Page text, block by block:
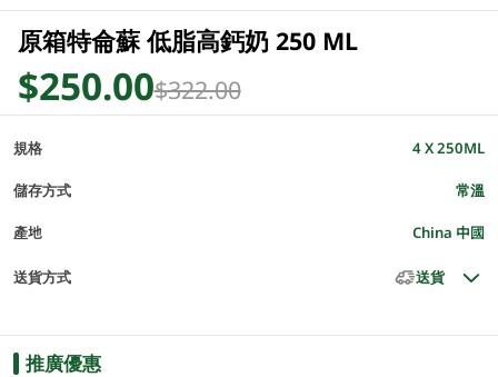
原箱特侖蘇 低脂高鈣奶 250 ML
$250.00$322.00
規格 4 X 250ML
儲存方式 常溫
產地 China 中國
送貨方式 送貨
推廣優惠